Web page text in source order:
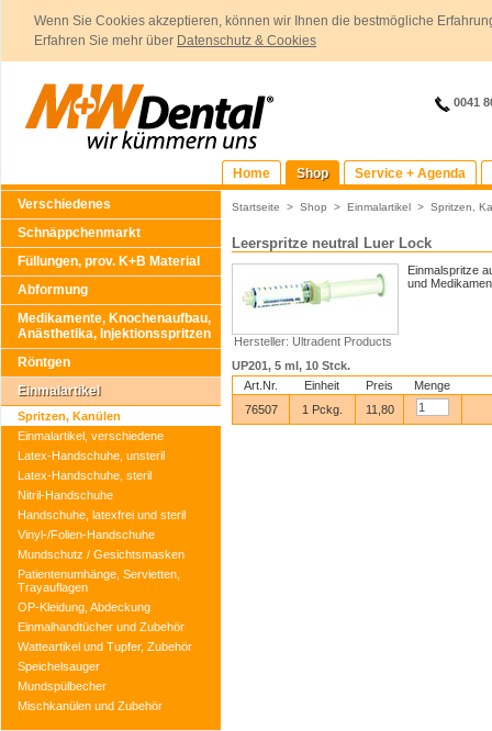
Wenn Sie Cookies akzeptieren, können wir Ihnen die bestmögliche
Erfahren Sie mehr über Datenschutz & Cookies
0041
Home Shop
Service + Agenda
Verschiedenes
Schnäppchenmarkt
Füllungen, prov. K+B Material
Abformung
Medikamente, Knochenaufbau,
Anästhetika, Injektionsspritzen
Röntgen
Einmalartikel
Spritzen, Kanülen
Einmalartikel, verschiedene
Latex-Handschuhe, unsteril
Latex-Handschuhe, steril
Nitril-Handschuhe
Handschuhe, latexfrei und steril
Vinyl-/Folien-Handschuhe
Mundschutz / Gesichtsmasken
Patientenumhänge, Servietten,
Trayauflagen
OP-Kleidung, Abdeckung
Einmalhandtücher und Zubehör
Watteartikel und Tupfer, Zubehör
Speichelsauger
Mundspülbecher
Mischkanülen und Zubehör
Startseite > Shop > Einmalartikel > Spritzen,
Leerspritze neutral Luer Lock
Hersteller: Ultradent Products
Einmalspritze
und
UP201, 5 ml, 10 Stck.
Art.Nr.
Einheit Preis
Menge
76507
1 Pckg. 11,80